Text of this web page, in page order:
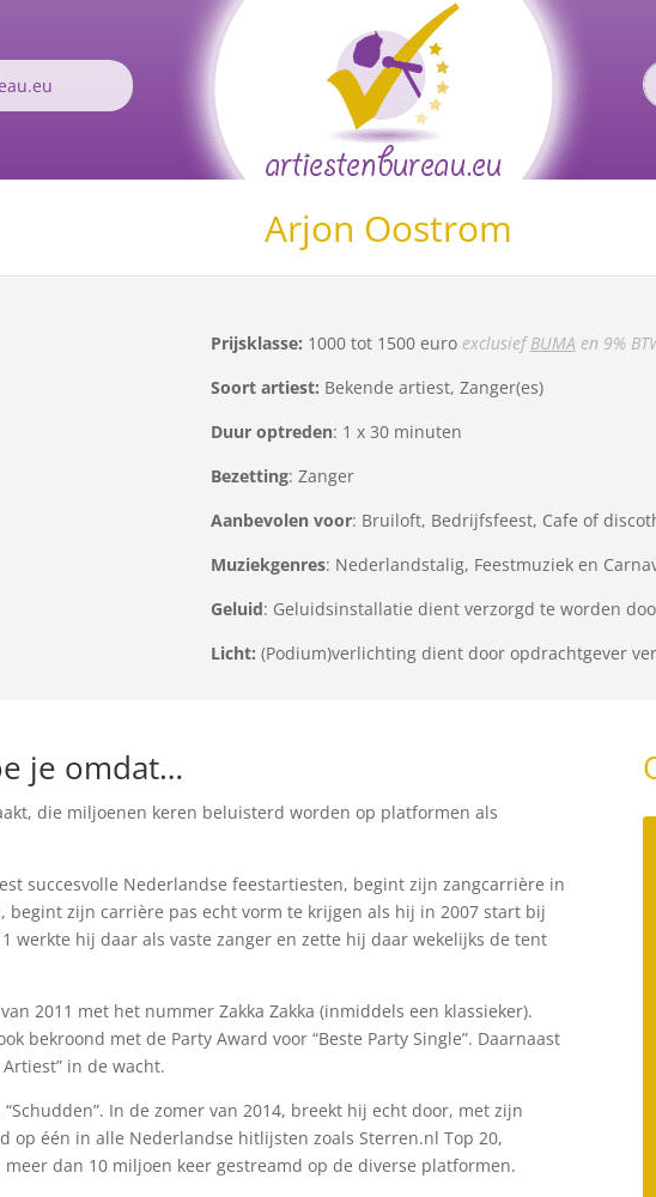
Arjon Oostrom
Prijsklasse: 1000 tot 1500 euro exclusiefBUMA en 9%
Soort artiest: Bekende artiest, Zanger(es)
Duur optreden: 1 x 30 minuten
Bezetting: Zanger
Aanbevolen voor: Bruiloft, Bedrijfsfeest, Cafe of
Muziekgenres: Nederlandstalig, Feestmuziek en
Geluid: Geluidsinstallatie dient verzorgd te worden
Licht: (Podium)verlichting dient door opdrachtgever
je omdat…
die miljoenen keren beluisterd worden op platformen als
succesvolle Nederlandse feestartiesten, begint zijn zangcarrière in
begint zijn carrière pas echt vorm te krijgen als hij in 2007 start bij
werkte hij daar als vaste zanger en zette hij daar wekelijks de tent
2011 met het nummer Zakka Zakka (inmiddels een klassieker).
bekroond met de Party Award voor “Beste Party Single”. Daarnaast
in de wacht.
In de zomer van 2014, breekt hij echt door, met zijn
op één in alle Nederlandse hitlijsten zoals Sterren.nl Top 20,
meer dan 10 miljoen keer gestreamd op de diverse platformen.